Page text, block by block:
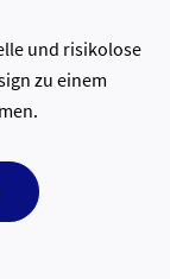
und risikolose
zu einem